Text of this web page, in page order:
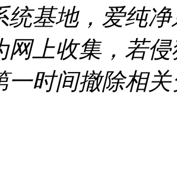
统基地，爱纯
网上收集，若
一时间撤除相